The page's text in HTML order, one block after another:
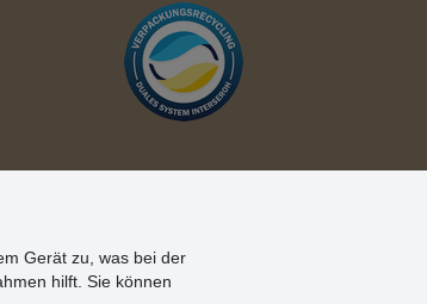
Gerät zu, was bei der
hilft. Sie können